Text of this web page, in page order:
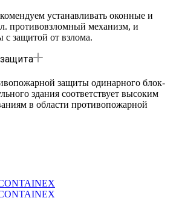
устанавливать оконные и
противовзломный механизм, и
защитой от взлома.
защиты одинарного блок-
здания соответствует высоким
в области противопожарной